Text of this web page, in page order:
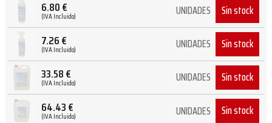
6.80€
(IVA Incluido) UNIDADES Sin stock
7.26€
(IVA Incluido) UNIDADES Sin stock
33.58€
(IVA Incluido) UNIDADES Sin stock
64.43€
(IVA Incluido) UNIDADES Sin stock